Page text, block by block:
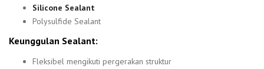
Silicone Sealant
Polysulfide Sealant
Keunggulan Sealant:
Fleksibel mengikuti pergerakan struktur